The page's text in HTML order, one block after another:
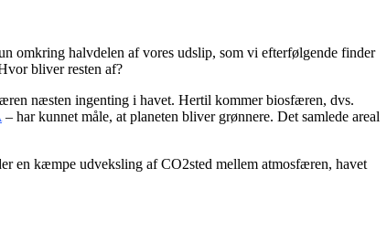
omkring halvdelen af vores udslip, som vi efterfølgende finder
bliver resten af?
næsten ingenting i havet. Hertil kommer biosfæren, dvs.
– har kunnet måle, at planeten bliver grønnere. Det samlede areal
en kæmpe udveksling af CO2sted mellem atmosfæren, havet